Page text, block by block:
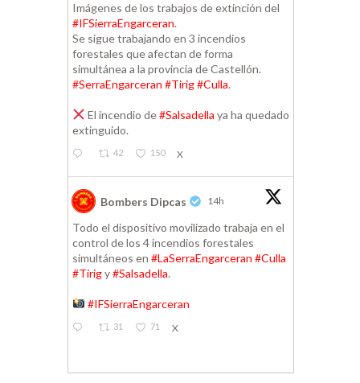
Imágenes de los trabajos de extinción del
#IFSierraEngarceran.
Se sigue trabajando en 3 incendios
forestales que afectan de forma
simultánea a la provincia de Castellón.
#SerraEngarceran #Tirig#Culla.
El incendio de#Salsadella ya ha quedado
extinguido.
42 150 X
Bombers Dipcas 14h
Todo el dispositivo movilizado trabaja en el
control de los 4 incendios forestales
simultáneos en #LaSerraEngarceran #Culla
#Tirigy#Salsadella.
#IFSierraEngarceran
31 71 X